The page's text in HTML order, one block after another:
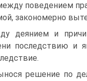
поведением
закономерно
деянием и
последствию и
решение по